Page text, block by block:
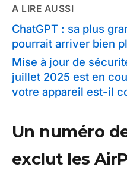
A LIRE AUSSI
ChatGPT : sa plus
pourrait arriver bien
Mise à jour de
juillet 2025 est en
votre appareil est-il
Un numéro
exclut les